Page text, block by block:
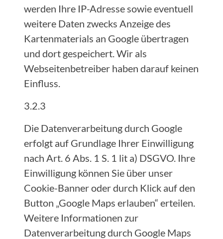
werden Ihre IP-Adresse sowie eventuell
weitere Daten zwecks Anzeige des
Kartenmaterials an Google übertragen
und dort gespeichert. Wir als
Webseitenbetreiber haben darauf keinen
Einfluss.
3.2.3
Die Datenverarbeitung durch Google
erfolgt auf Grundlage Ihrer Einwilligung
nach Art. 6 Abs. 1 S. 1 lit a) DSGVO. Ihre
Einwilligung können Sie über unser
Cookie-Banner oder durch Klick auf den
Button „Google Maps erlauben“ erteilen.
Weitere Informationen zur
Datenverarbeitung durch Google Maps